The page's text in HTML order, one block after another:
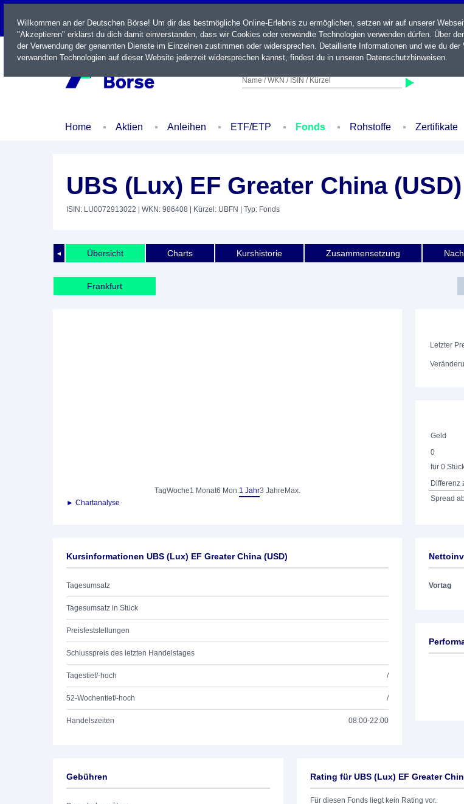
LIVE
Name / WKN / ISIN / Kürzel
Home Aktien Anleihen ETF/ETP Fonds Rohstoffe Zertifikate
UBS (Lux) EF Greater China (USD)
ISIN: LU0072913022 | WKN: 986408 | Kürzel: UBFN | Typ: Fonds
◄ Übersicht Charts Kurshistorie Zusammensetzung
Frankfurt
TagWoche1 Monat6 Mon.1 Jahr3 Jahre Max.
► Chartanalyse
Letzter
Geld
0
für 0
Differenz
Spread
Kursinformationen UBS (Lux) EF Greater China (USD)
Tagesumsatz
Tagesumsatz in Stück
Preisfeststellungen
Schlusspreis des letzten Handelstages
Tagestief/-hoch /
52-Wochentief/-hoch /
Handelszeiten 08:00-22:00
Vortag
Gebühren
Für diesen Fonds liegt kein Rating vor.
Willkommen an der Deutschen Börse! Um dir das bestmögliche Online-Erlebnis zu ermöglichen, setzen wir auf unserer
"Akzeptieren" erklärst du dich damit einverstanden, dass wir Cookies oder verwandte Technologien verwenden dürfen. Über
der Verwendung der genannten Dienste im Einzelnen zustimmen oder widersprechen. Detaillierte Informationen und wie du der
verwandten Technologien auf dieser Website jederzeit widersprechen kannst, findest du in unseren Datenschutzhinweisen.